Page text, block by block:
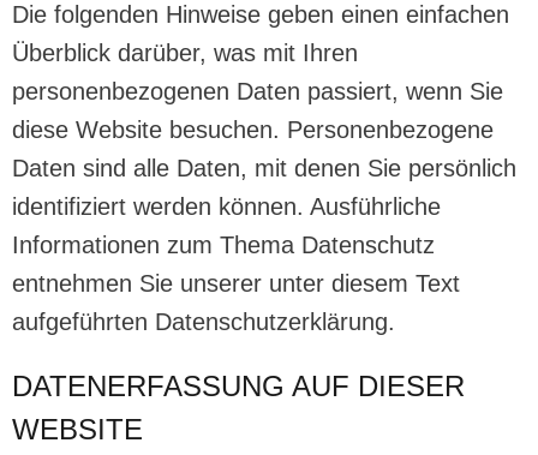
Die folgenden Hinweise geben einen einfachen
Überblick darüber, was mit Ihren
personenbezogenen Daten passiert, wenn Sie
diese Website besuchen. Personenbezogene
Daten sind alle Daten, mit denen Sie persönlich
identifiziert werden können. Ausführliche
Informationen zum Thema Datenschutz
entnehmen Sie unserer unter diesem Text
aufgeführten Datenschutzerklärung.
DATENERFASSUNG AUF DIESER
WEBSITE